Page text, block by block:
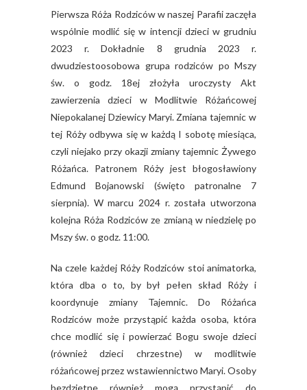
Pierwsza Róża Rodziców w naszej Parafii zaczęła
wspólnie modlić się w intencji dzieci w grudniu
2023 r. Dokładnie 8 grudnia 2023 r.
dwudziestoosobowa grupa rodziców po Mszy
św. o godz. 18ej złożyła uroczysty Akt
zawierzenia dzieci w Modlitwie Różańcowej
Niepokalanej Dziewicy Maryi. Zmiana tajemnic w
tej Róży odbywa się w każdą I sobotę miesiąca,
czyli niejako przy okazji zmiany tajemnic Żywego
Różańca. Patronem Róży jest błogosławiony
Edmund Bojanowski (święto patronalne 7
sierpnia). W marcu 2024 r. została utworzona
kolejna Róża Rodziców ze zmianą w niedzielę po
Mszy św. o godz. 11:00.
Na czele każdej Róży Rodziców stoi animatorka,
która dba o to, by był pełen skład Róży i
koordynuje zmiany Tajemnic. Do Różańca
Rodziców może przystąpić każda osoba, która
chce modlić się i powierzać Bogu swoje dzieci
(również dzieci chrzestne) w modlitwie
różańcowej przez wstawiennictwo Maryi. Osoby
bezdzietne również mogą przystąpić do